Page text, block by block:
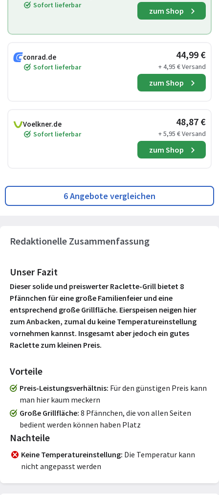
Sofort lieferbar
zum Shop
conrad.de
Sofort lieferbar
44,99 €
+ 4,95 € Versand
zum Shop
Voelkner.de
Sofort lieferbar
48,87 €
+ 5,95 € Versand
zum Shop
6 Angebote vergleichen
Redaktionelle Zusammenfassung
Unser Fazit
Dieser solide und preiswerter Raclette-Grill bietet 8
Pfännchen für eine große Familienfeier und eine
entsprechend große Grillfläche. Eierspeisen neigen hier
zum Anbacken, zumal du keine Temperatureinstellung
vornehmen kannst. Insgesamt aber jedoch ein gutes
Raclette zum kleinen Preis.
Vorteile
Preis-Leistungsverhältnis Für den günstigen Preis kann
man hier kaum meckern
Große Grillfläche 8 Pfännchen, die von allen Seiten
bedient werden können haben Platz
Nachteile
Keine Temperatureinstellung Die Temperatur kann
nicht angepasst werden